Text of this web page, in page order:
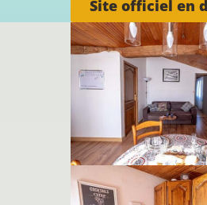
Site officiel en